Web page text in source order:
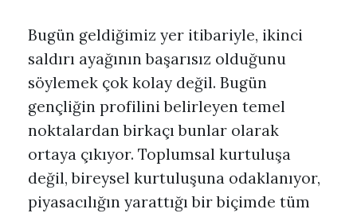
Bugün geldiğimiz yer itibariyle, ikinci
saldırı ayağının başarısız olduğunu
söylemek çok kolay değil. Bugün
gençliğin profilini belirleyen temel
noktalardan birkaçı bunlar olarak
ortaya çıkıyor. Toplumsal kurtuluşa
değil, bireysel kurtuluşuna odaklanıyor,
piyasacılığın yarattığı bir biçimde tüm